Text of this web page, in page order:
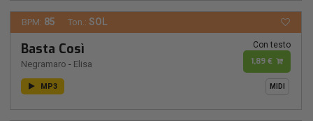
BPM: 85 Ton.: SOL
Basta Così
Negramaro - Elisa
Con testo
1,89 €
MP3 MIDI